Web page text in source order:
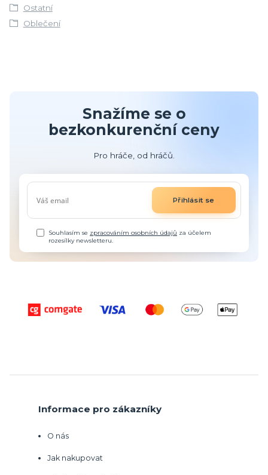
Ostatní
Oblečení
Snažíme se o
bezkonkurenční ceny
Pro hráče, od hráčů.
Přihlásit se
Souhlasím se zpracováním osobních údajů za účelem
rozesílky newsletteru.
Informace pro zákazníky
O nás
Jak nakupovat